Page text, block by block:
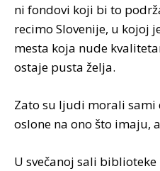
ni fondovi koji bi to
recimo Slovenije, u kojoj
mesta koja nude
ostaje pusta želja.
Zato su ljudi morali sami
oslone na ono što imaju,
U svečanoj sali